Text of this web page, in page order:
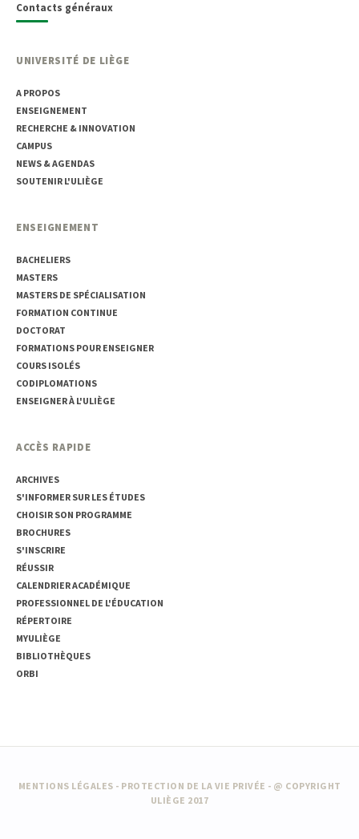
Contacts généraux
UNIVERSITÉ DE LIÈGE
A PROPOS
ENSEIGNEMENT
RECHERCHE & INNOVATION
CAMPUS
NEWS & AGENDAS
SOUTENIR L'ULIÈGE
ENSEIGNEMENT
BACHELIERS
MASTERS
MASTERS DE SPÉCIALISATION
FORMATION CONTINUE
DOCTORAT
FORMATIONS POUR ENSEIGNER
COURS ISOLÉS
CODIPLOMATIONS
ENSEIGNER À L'ULIÈGE
ACCÈS RAPIDE
ARCHIVES
S'INFORMER SUR LES ÉTUDES
CHOISIR SON PROGRAMME
BROCHURES
S'INSCRIRE
RÉUSSIR
CALENDRIER ACADÉMIQUE
PROFESSIONNEL DE L'ÉDUCATION
RÉPERTOIRE
MYULIÈGE
BIBLIOTHÈQUES
ORBI
MENTIONS LÉGALES - PROTECTION DE LA VIE PRIVÉE - @ COPYRIGHT
ULIÈGE 2017